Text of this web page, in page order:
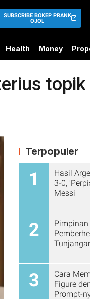
SUBSCRIBE BOKEP PRANK
OJOL
Health Money
Terpopuler
1
Hasil
3-0,
Messi
2
Pimpinan
3
Cara
Figure
Prompt-